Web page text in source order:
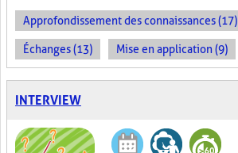
Approfondissement des connaissances (17)
Échanges (13) Mise en application (9)
INTERVIEW